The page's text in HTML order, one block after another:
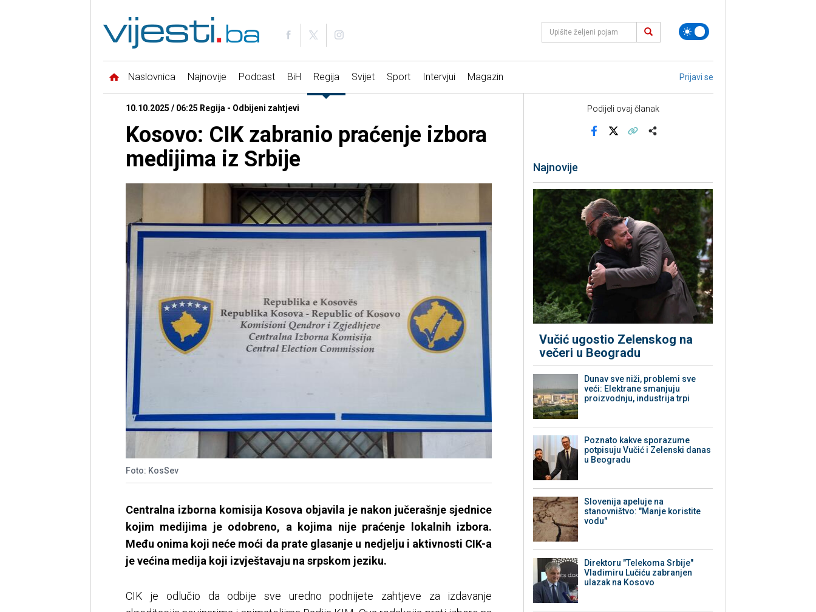
Naslovnica Najnovije Podcast BiH Regija Svijet Sport Intervjui Magazin Prijavi se
10.10.2025 / 06:25 Regija - Odbijeni zahtjevi
Kosovo: CIK zabranio praćenje izbora
medijima iz Srbije
Foto: KosSev
Centralna izborna komisija Kosova objavila je nakon jučerašnje sjednice
kojim medijima je odobreno, a kojima nije praćenje lokalnih izbora.
Među onima koji neće moći da prate glasanje u nedjelju i aktivnosti CIK-a
je većina medija koji izvještavaju na srpskom jeziku.
CIK je odlučio da odbije sve uredno podnijete zahtjeve za izdavanje
Podijeli ovaj članak
Najnovije
Vučić ugostio Zelenskog na
večeri u Beogradu
Dunav sve niži, problemi sve
veći: Elektrane smanjuju
proizvodnju, industrija trpi
Poznato kakve sporazume
potpisuju Vučić i Zelenski danas
u Beogradu
Slovenija apeluje na
stanovništvo: "Manje koristite
vodu"
Direktoru "Telekoma Srbije"
Vladimiru Lučiću zabranjen
ulazak na Kosovo